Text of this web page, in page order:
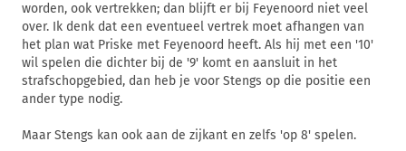
worden, ook vertrekken; dan blijft er bij Feyenoord niet veel
over. Ik denk dat een eventueel vertrek moet afhangen van
het plan wat Priske met Feyenoord heeft. Als hij met een '10'
wil spelen die dichter bij de '9' komt en aansluit in het
strafschopgebied, dan heb je voor Stengs op die positie een
ander type nodig.
Maar Stengs kan ook aan de zijkant en zelfs 'op 8' spelen.